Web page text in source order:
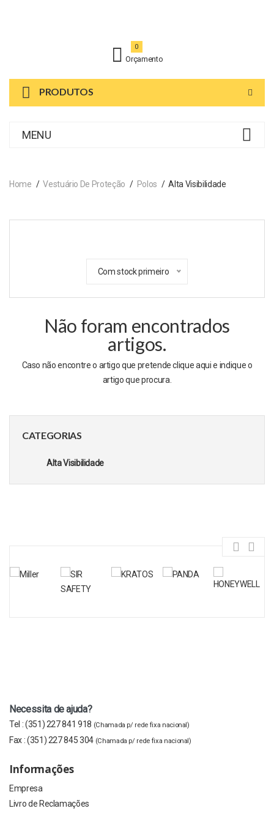
Orçamento
0
PRODUTOS
MENU
Home Vestuário De Proteção Polos Alta Visibilidade
CATEGORIAS
Alta Visibilidade
Com stock primeiro
Não foram encontrados
artigos.
Caso não encontre o artigo que pretende cliqueaquie indique o
artigo que procura.
Necessita de ajuda?
Tel :(351) 227 841 918 (Chamada p/ rede fixa nacional)
Fax :(351) 227 845 304 (Chamada p/ rede fixa nacional)
Informações
Empresa
Livro de Reclamações